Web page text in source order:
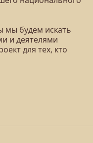
мы будем искать
и деятелями
для тех, кто